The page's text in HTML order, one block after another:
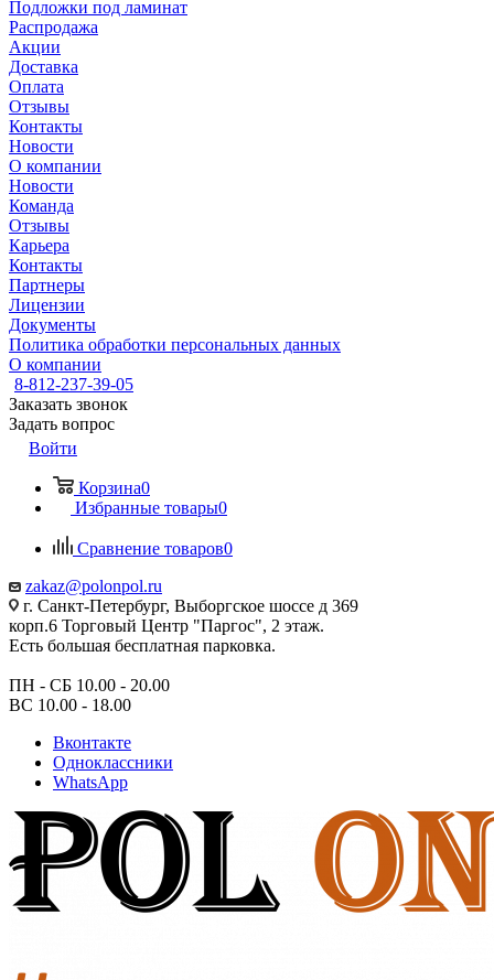
Подложки под ламинат
Распродажа
Акции
Доставка
Оплата
Отзывы
Контакты
Новости
О компании
Новости
Команда
Отзывы
Карьера
Контакты
Партнеры
Лицензии
Документы
Политика обработки персональных данных
О компании
8-812-237-39-05
Заказать звонок
Задать вопрос
Войти
Корзина0
Избранные товары0
Сравнение товаров0
zakaz@polonpol.ru
г. Санкт-Петербург, Выборгское шоссе д 369
корп.6 Торговый Центр "Паргос", 2 этаж.
Есть большая бесплатная парковка.
ПН - СБ 10.00 - 20.00
ВС 10.00 - 18.00
Вконтакте
Одноклассники
WhatsApp